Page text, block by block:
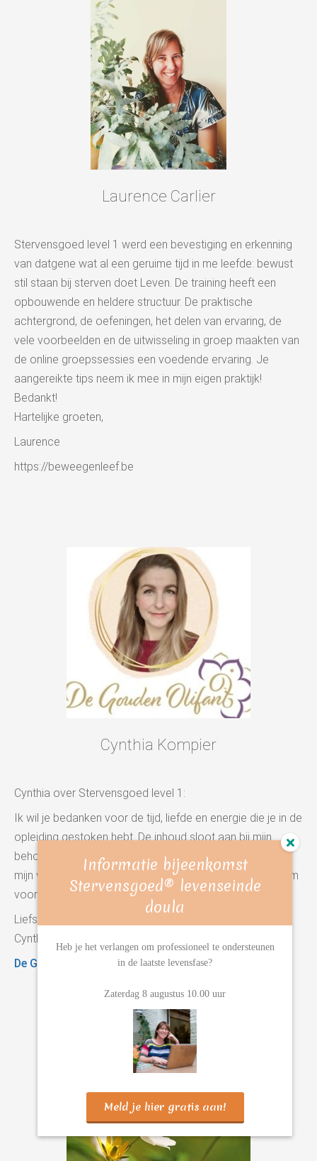
Laurence Carlier
Stervensgoed level 1 werd een bevestiging en erkenning
van datgene wat al een geruime tijd in me leefde: bewust
stil staan bij sterven doet Leven. De training heeft een
opbouwende en heldere structuur. De praktische
achtergrond, de oefeningen, het delen van ervaring, de
vele voorbeelden en de uitwisseling in groep maakten van
de online groepssessies een voedende ervaring. Je
aangereikte tips neem ik mee in mijn eigen praktijk!
Bedankt!
Hartelijke groeten,
Laurence
https://beweegenleef.be
Cynthia Kompier
Cynthia over Stervensgoed level 1:
Ik wil je bedanken voor de tijd, liefde en energie die je in de
opleiding gestoken hebt. De inhoud sloot aan bij mijn
behoefte en interesse. Het gaf daarbij een verdieping in
mijn werk als vrijwilliger in het hospice. En voedingsbodem
voor mijn eigen onderneming.
Liefs,
Cynthia
De Gouden Olifant
Informatie bijeenkomst
Stervensgoed® levenseinde
doula
Heb je het verlangen om professioneel te ondersteunen
in de laatste levensfase?
Zaterdag 8 augustus 10.00 uur
Meld je hier gratis aan!